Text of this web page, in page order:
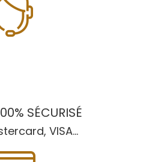
SÉCURISÉ
VISA...